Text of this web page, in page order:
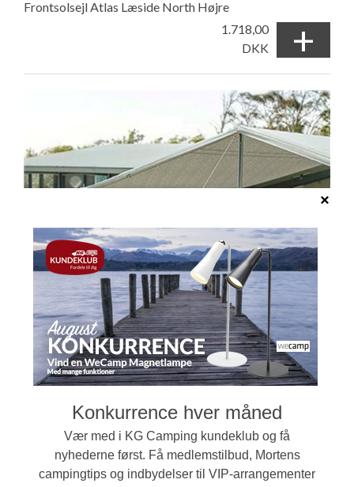
Frontsolsejl Atlas Læside North Højre
1.718,00
DKK
+
Frontsolsejl Atlas Læside Dawn Venstre
1.718,00
DKK
+